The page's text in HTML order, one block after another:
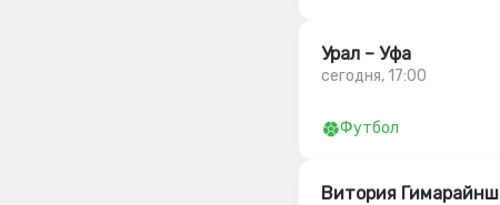
Урал – Уфа
сегодня, 17:00
Футбол
Витория Гимарайнш